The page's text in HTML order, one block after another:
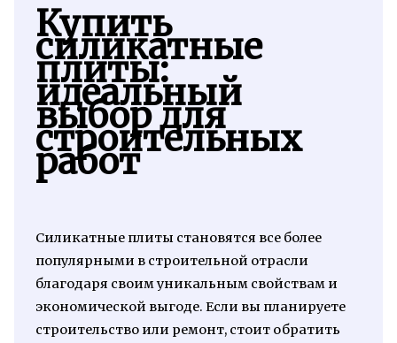
Купить
силикатные
плиты:
идеальный
выбор для
строительных
работ
Силикатные плиты становятся все более
популярными в строительной отрасли
благодаря своим уникальным свойствам и
экономической выгоде. Если вы планируете
строительство или ремонт, стоит обратить